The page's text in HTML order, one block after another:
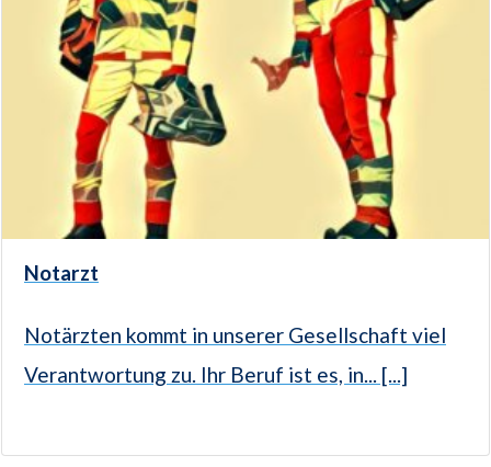
Notarzt
Notärzten kommt in unserer Gesellschaft viel
Verantwortung zu. Ihr Beruf ist es, in... [...]